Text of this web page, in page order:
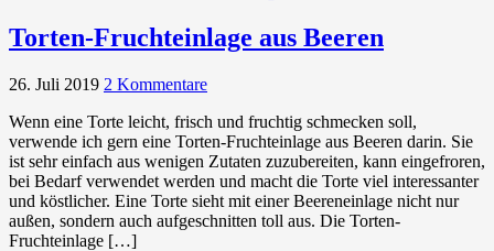
Torten-Fruchteinlage aus Beeren
26. Juli 2019 2 Kommentare
Wenn eine Torte leicht, frisch und fruchtig schmecken soll,
verwende ich gern eine Torten-Fruchteinlage aus Beeren darin. Sie
ist sehr einfach aus wenigen Zutaten zuzubereiten, kann eingefroren,
bei Bedarf verwendet werden und macht die Torte viel interessanter
und köstlicher. Eine Torte sieht mit einer Beereneinlage nicht nur
außen, sondern auch aufgeschnitten toll aus. Die Torten-
Fruchteinlage […]